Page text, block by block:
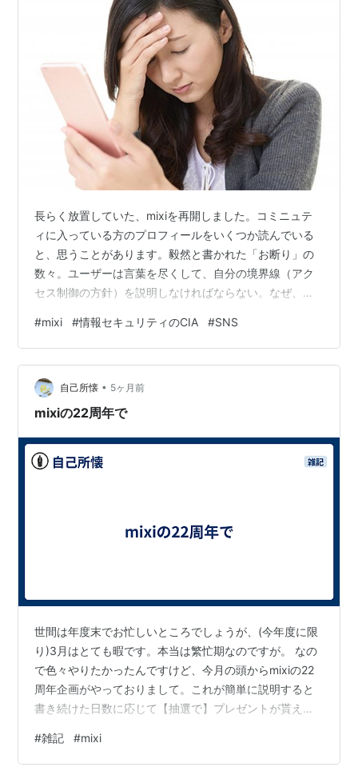
長らく放置していた、mixiを再開しました。コミニュテ
ィに入っている方のプロフィールをいくつか読んでいる
と、思うことがあります。毅然と書かれた「お断り」の
数々。ユーザーは言葉を尽くして、自分の境界線（アク
セス制御の方針）を説明しなければならない。なぜ、こ
2000年代半ば、ブログとmixiはほぼ同時に全盛期を迎え
ました。情報セキュリティには、CIAと呼ばれる三つの要
素があります。機密性（Confidentiality）・完全性
（Integrity）・可用性（Availability）です。機密性は
「見せてはいけない人に見せない」、可用性は「必要
#mixi #情報セキュリティのCIA #SNS
自己所懐 • 5ヶ月前
mixiの22周年で
世間は年度末でお忙しいところでしょうが、(今年度に限
り)3月はとても暇です。本当は繁忙期なのですが。 なの
で色々やりたかったんですけど、今月の頭からmixiの22
周年企画がやっておりまして。これが簡単に説明すると
書き続けた日数に応じて【抽選で】プレゼントが貰える
懐かしいしやってみるか～～」と軽い気持ちでやってみ
#雑記 #mixi